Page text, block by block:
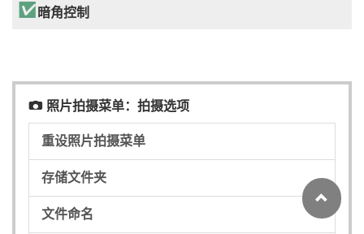
暗角控制
C 照片拍摄菜单：拍摄选项
重设照片拍摄菜单
存储文件夹
文件命名